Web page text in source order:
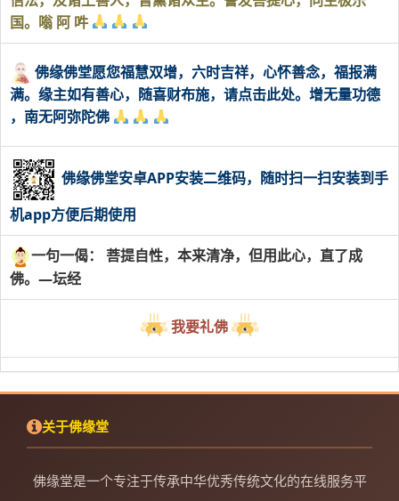
国。嗡 阿 吽
佛缘佛堂愿您福慧双增，六时吉祥，心怀善念，福报满
满。缘主如有善心，随喜财布施，请点击此处。增无量功德
，南无阿弥陀佛
佛缘佛堂安卓APP安装二维码，随时扫一扫安装到手
机app方便后期使用
一句一偈： 菩提自性，本来清净，但用此心，直了成
佛。—坛经
我要礼佛
关于佛缘堂
佛缘堂是一个专注于传承中华优秀传统文化的在线服务平